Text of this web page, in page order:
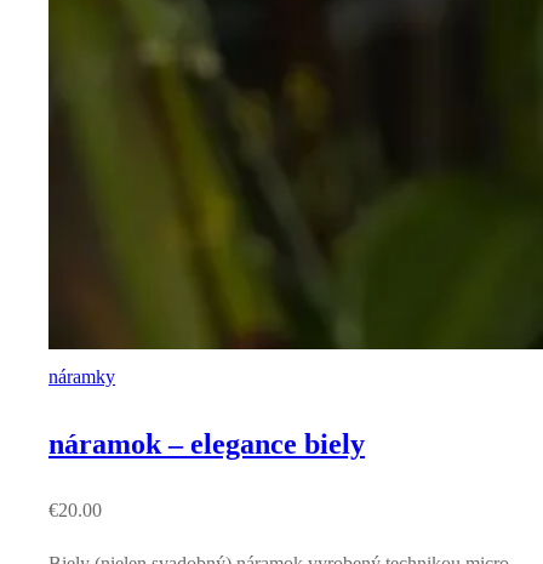
náramky
náramok – elegance biely
€20.00